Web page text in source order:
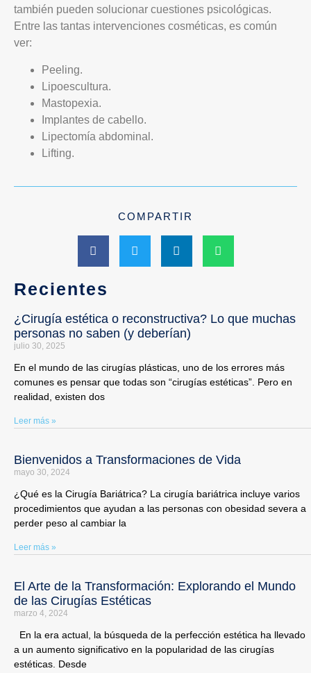
también pueden solucionar cuestiones psicológicas.
Entre las tantas intervenciones cosméticas, es común
ver:
Peeling.
Lipoescultura.
Mastopexia.
Implantes de cabello.
Lipectomía abdominal.
Lifting.
COMPARTIR
Recientes
¿Cirugía estética o reconstructiva? Lo que muchas
personas no saben (y deberían)
julio 30, 2025
En el mundo de las cirugías plásticas, uno de los errores más
comunes es pensar que todas son “cirugías estéticas”. Pero en
realidad, existen dos
Leer más »
Bienvenidos a Transformaciones de Vida
mayo 30, 2024
¿Qué es la Cirugía Bariátrica? La cirugía bariátrica incluye varios
procedimientos que ayudan a las personas con obesidad severa a
perder peso al cambiar la
Leer más »
El Arte de la Transformación: Explorando el Mundo
de las Cirugías Estéticas
marzo 4, 2024
En la era actual, la búsqueda de la perfección estética ha llevado
a un aumento significativo en la popularidad de las cirugías
estéticas. Desde